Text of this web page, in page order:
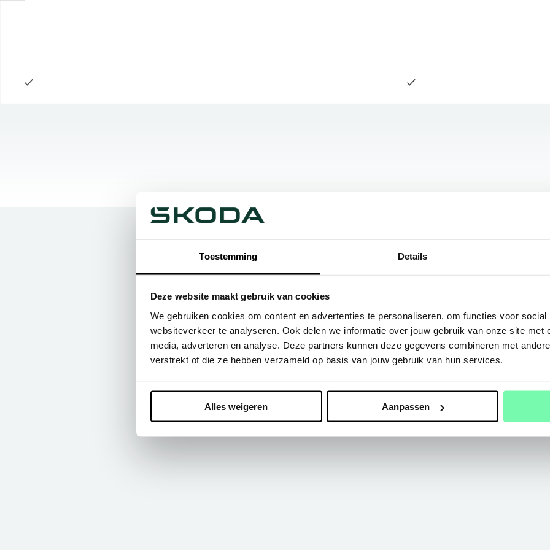
Toestemming Details
Deze website maakt gebruik van cookies
We gebruiken cookies om content en advertenties te personaliseren, om functies voor
websiteverkeer te analyseren. Ook delen we informatie over jouw gebruik van onze site met
media, adverteren en analyse. Deze partners kunnen deze gegevens combineren met
verstrekt of die ze hebben verzameld op basis van jouw gebruik van hun services.
Alles weigeren Aanpassen